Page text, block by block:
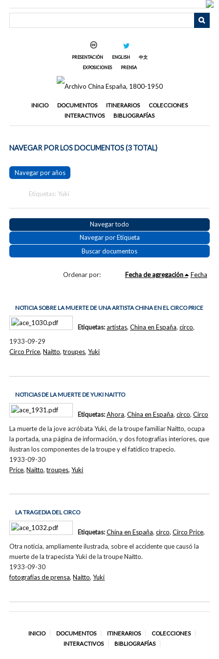
PRESENTACIÓN ENGLISH
中文
EXPOSICIONES
PRENSA
INICIO DOCUMENTOS ITINERARIOS
COLECCIONES
INTERACTIVOS
BIBLIOGRAFÍAS
NAVEGAR POR LOS DOCUMENTOS (3 TOTAL)
Navegar por años
Etiquetas: Yuki
Navegar todo
Navegar por Etiqueta
Buscar documentos
Ordenar por: Fecha de agregación Fecha
NOTICIA SOBRE LA MUERTE DE UNA ARTISTA CHINA EN EL CIRCO PRICE
1933-09-29
Etiquetas:artistas, China en España, circo,
Circo Price,Naitto,troupes,Yuki
NOTICIAS DE LA MUERTE DE YUKI NAITTO
La muerte de la jove acróbata Yuki, de la troupe familiar Naitto, ocupa
la portada, una página de información, y dos fotografías interiores, que
ilustran los componentes de la troupe y el fatídico trapecio.
1933-09-30
Etiquetas:Ahora, China en España, circo, Circo
Price,Naitto,troupes,Yuki
LA TRAGEDIA DEL CIRCO
Otra noticia, ampliamente ilustrada, sobre el accidente que causó la
muerte de la trapecista Yuki de la troupe Naitto.
1933-09-30
Etiquetas:China en España, circo, Circo Price,
fotografías de prensa,Naitto,Yuki
INICIO DOCUMENTOS ITINERARIOS
COLECCIONES
INTERACTIVOS
BIBLIOGRAFÍAS